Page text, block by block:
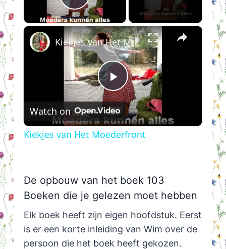
Play Video
×
Play
Video
Kiekjes van Het Moederfront
Watch on
Kiekjes van Het Moederfront
De opbouw van het boek 103
Boeken die je gelezen moet hebben
Elk boek heeft zijn eigen hoofdstuk. Eerst
is er een korte inleiding van Wim over de
persoon die het boek heeft gekozen.